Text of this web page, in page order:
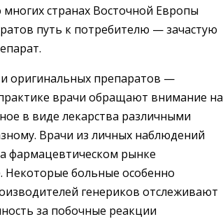
странах Восточной Европы
путь к потребителю — зачастую
оригинальных препаратов —
врачи обращают внимание на
в виде лекарства различными
Врачи из личных наблюдений
фармацевтическом рынке
Некоторые больные особенно
генериков отслеживают
за побочные реакции